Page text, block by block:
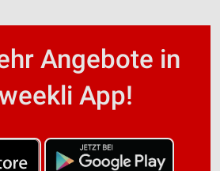
Angebote in
App!